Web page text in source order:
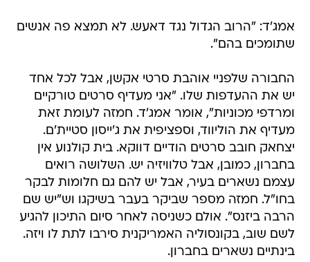
אמג'ד: "הרוב הגדול נגד דאעש. לא תמצא פה אנשים
שתומכים בהם".
החבורה שלפניי אוהבת סרטי אקשן, אבל לכל אחד
יש את ההעדפות שלו. "אני מעדיף סרטים טורקיים
ומרדפי מכוניות", אומר אמג'ד. חמזה לעומת זאת
מעדיף את הוליווד, וספציפית את ג'ייסון סטיית'ם.
יצחאק חובב סרטים הודיים דווקא. בית קולנוע אין
בחברון, כמובן, אבל טלוויזיה יש. השלושה רואים
עצמם נשארים בעיר, אבל יש להם גם חלומות לבקר
בחו"ל. חמזה מספר שביקר בעבר בשיקגו וש"יש שם
הרבה ביזנס". אולם כשניסה לאחר סיום התיכון להגיע
לשם שוב, בקונסוליה האמריקנית סירבו לתת לו ויזה.
בינתיים נשארים בחברון.